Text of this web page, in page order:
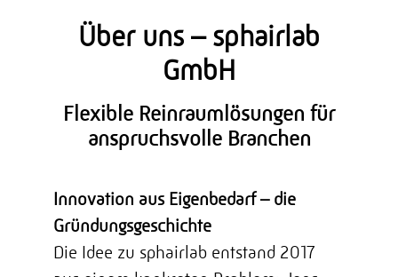
Über uns – sphairlab
GmbH
Flexible Reinraumlösungen für
anspruchsvolle Branchen
Innovation aus Eigenbedarf – die
Gründungsgeschichte
Die Idee zu sphairlab entstand 2017